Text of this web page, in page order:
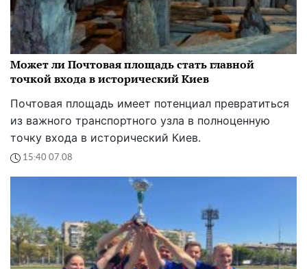
Может ли Почтовая площадь стать главной
точкой входа в исторический Киев
Почтовая площадь имеет потенциал превратиться
из важного транспортного узла в полноценную
точку входа в исторический Киев.
15:40 07.08